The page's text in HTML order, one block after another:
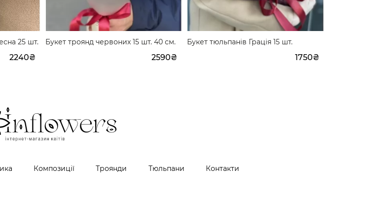
25 шт.
2240₴
Букет троянд червоних 15 шт. 40 см.
2590₴
Букет тюльпанів Грація 15 шт.
1750₴
Композиції Троянди Тюльпани Контакти